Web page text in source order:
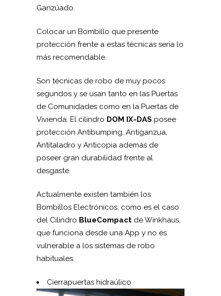
Ganzúado.
Colocar un Bombillo que presente
protección frente a estas técnicas sería lo
más recomendable.
Son técnicas de robo de muy pocos
segundos y se usan tanto en las Puertas
de Comunidades como en la Puertas de
Vivienda. El cilindro DOM IX-DAS posee
protección Antibumping, Antiganzua,
Antitaladro y Anticopia además de
poseer gran durabilidad frente al
desgaste.
Actualmente existen también los
Bombillos Electrónicos, como es el caso
del Cilindro BlueCompact de Winkhaus,
que funciona desde una App y no es
vulnerable a los sistemas de robo
habituales.
Cierrapuertas hidraúlico